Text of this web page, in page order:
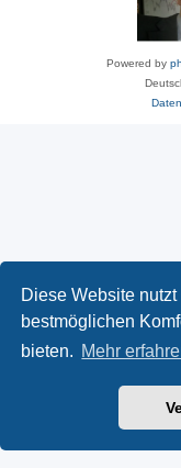
Diese Website
bestmöglichen
bieten. Mehr
Powered by